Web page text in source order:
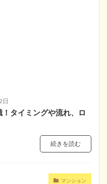
日
タイミングや流れ、ロ
続きを読む
マンション